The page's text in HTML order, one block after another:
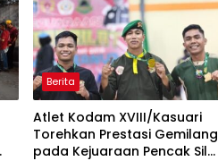
Berita
Atlet Kodam XVIII/Kasuari
Torehkan Prestasi Gemilang
pada Kejuaraan Pencak Silat